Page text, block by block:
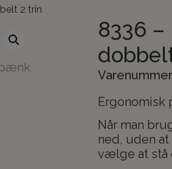
2 trin
8336
Når man
ned, uden
vælge at stå